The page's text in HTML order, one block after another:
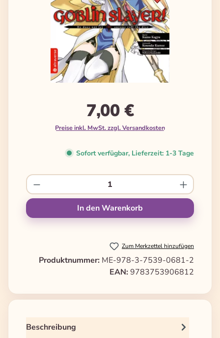
7,00 €
Preise inkl. MwSt. zzgl. Versandkosten
Sofort verfügbar, Lieferzeit: 1-3 Tage
Produkt Anzahl: Gib den gewünschten
In den Warenkorb
Zum Merkzettel hinzufügen
Produktnummer: ME-978-3-7539-0681-2
EAN: 9783753906812
Beschreibung